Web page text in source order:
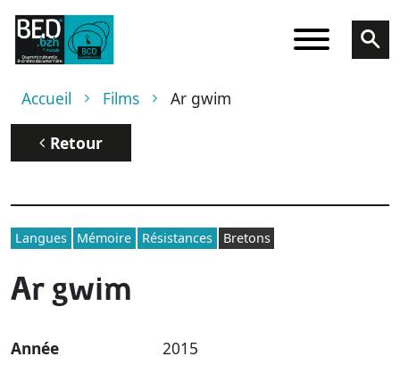
Aller au contenu principal
Fil d'Ariane
Accueil Films Ar gwim
Retour
Langues Mémoire Résistances Bretons
Ar gwim
Année 2015